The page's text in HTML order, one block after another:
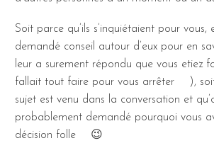
Soit parce qu’ils s’inquiétaient pour vous,
demandé conseil autour d’eux pour en
leur a surement répondu que vous etiez
fallait tout faire pour vous arrêter
),
sujet est venu dans la conversation et
probablement demandé pourquoi vous
décision folle
😉